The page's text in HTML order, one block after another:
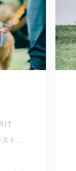
け
トを